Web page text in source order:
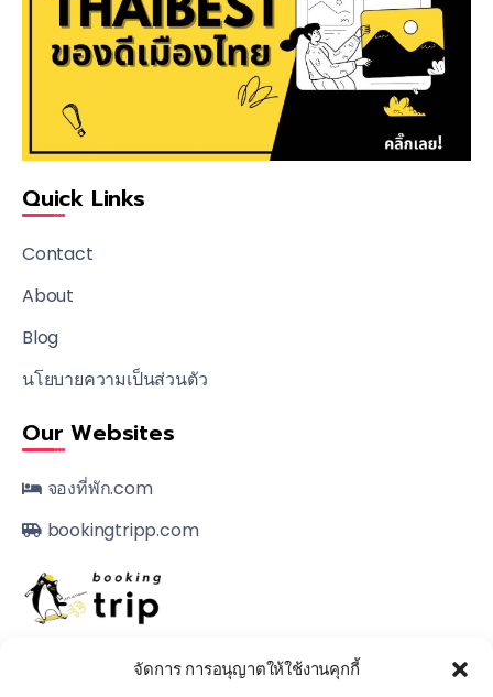
จัดการ การอนุญาตให้ใช้งานคุกกี้
Quick Links
Contact
About
Blog
นโยบายความเป็นส่วนตัว
Our Websites
จองที่พัก.com
bookingtripp.com
เว็บไซต์เพื่อการจองที่พัก, แพกเกจกับผู้ให้บริการโดยตรง
โทร.